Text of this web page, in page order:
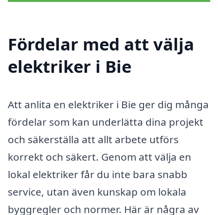
Fördelar med att välja
elektriker i Bie
Att anlita en elektriker i Bie ger dig många
fördelar som kan underlätta dina projekt
och säkerställa att allt arbete utförs
korrekt och säkert. Genom att välja en
lokal elektriker får du inte bara snabb
service, utan även kunskap om lokala
byggregler och normer. Här är några av